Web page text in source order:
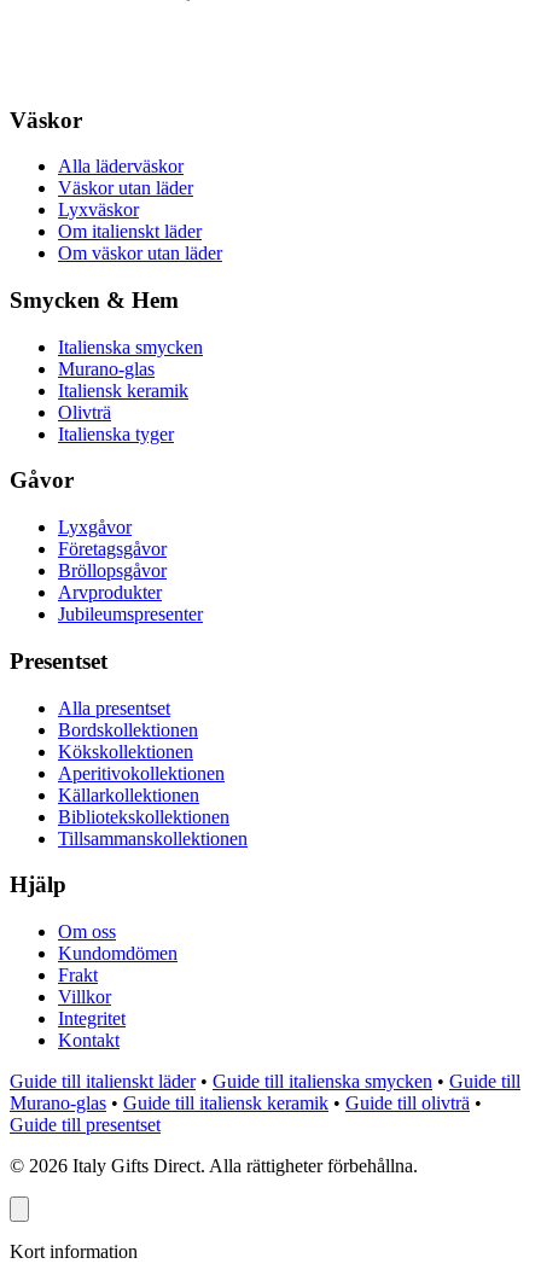
Väskor
Alla läderväskor
Väskor utan läder
Lyxväskor
Om italienskt läder
Om väskor utan läder
Smycken & Hem
Italienska smycken
Murano-glas
Italiensk keramik
Olivträ
Italienska tyger
Gåvor
Lyxgåvor
Företagsgåvor
Bröllopsgåvor
Arvprodukter
Jubileumspresenter
Presentset
Alla presentset
Bordskollektionen
Kökskollektionen
Aperitivokollektionen
Källarkollektionen
Bibliotekskollektionen
Tillsammanskollektionen
Hjälp
Om oss
Kundomdömen
Frakt
Villkor
Integritet
Kontakt
Guide till italienskt läder • Guide till italienska smycken • Guide till
Murano-glas • Guide till italiensk keramik • Guide till olivträ •
Guide till presentset
© 2026 Italy Gifts Direct. Alla rättigheter förbehållna.
Kort information